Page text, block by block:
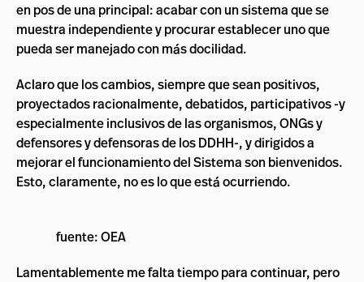
en pos de una principal: acabar con un sistema que se
muestra independiente y procurar establecer uno que
pueda ser manejado con más docilidad.
Aclaro que los cambios, siempre que sean positivos,
proyectados racionalmente, debatidos, participativos -y
especialmente inclusivos de las organismos, ONGs y
defensores y defensoras de los DDHH-, y dirigidos a
mejorar el funcionamiento del Sistema son bienvenidos.
Esto, claramente, no es lo que está ocurriendo.
fuente: OEA
Lamentablemente me falta tiempo para continuar, pero